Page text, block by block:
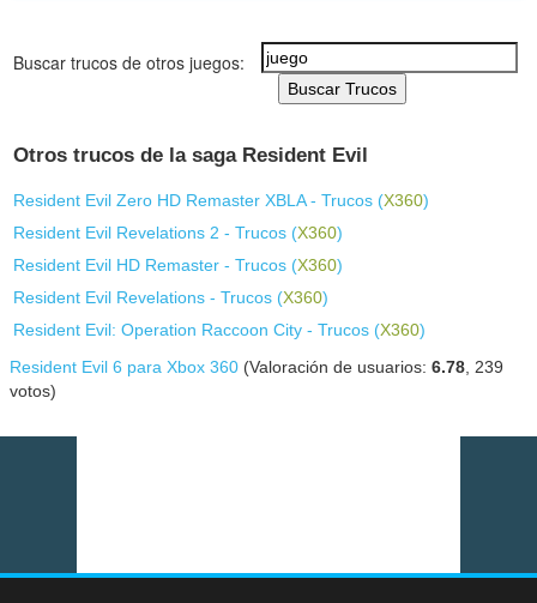
Buscar trucos de otros juegos:
Buscar Trucos
Otros trucos de la saga Resident Evil
Resident Evil Zero HD Remaster XBLA - Trucos (X360)
Resident Evil Revelations 2 - Trucos (X360)
Resident Evil HD Remaster - Trucos (X360)
Resident Evil Revelations - Trucos (X360)
Resident Evil: Operation Raccoon City - Trucos (X360)
Resident Evil 6 para Xbox 360 (Valoración de usuarios:6.78 239
votos)